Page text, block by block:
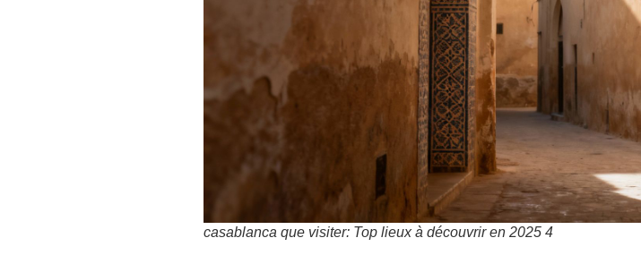
casablanca que visiter: Top lieux à découvrir en 2025 4